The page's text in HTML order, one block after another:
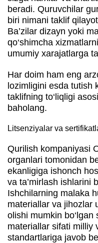
beradi. Quruvchilar
biri nimani taklif
Ba’zilar dizayn yoki
qo‘shimcha
umumiy xarajatlarga
Har doim ham eng
lozimligini esda tutish
taklifning to‘liqligi
baholang.
Litsenziyalar va
Qurilish kompaniyasi
organlari tomonidan
ekanligiga ishonch
va ta’mirlash ishlarini
Ishchilarning malaka
materiallar va jihozlar
olishi mumkin
materiallar sifati milliy
standartlariga javob